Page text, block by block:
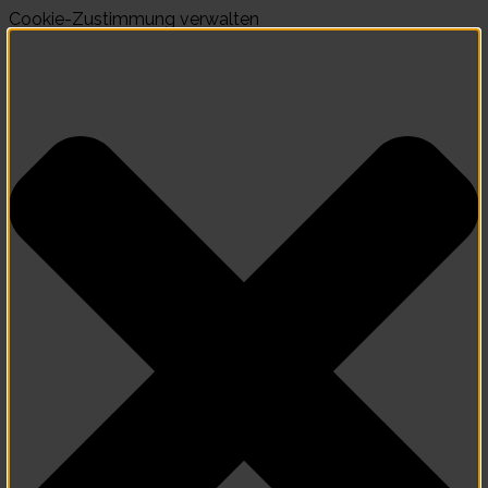
Cookie-Zustimmung verwalten